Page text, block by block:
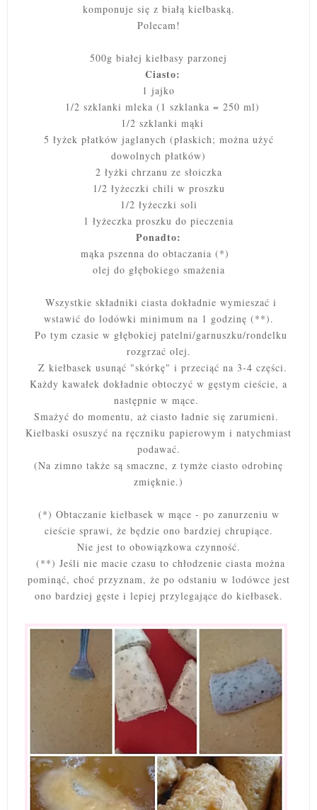
komponuje się z białą kiełbaską.
Polecam!
500g białej kiełbasy parzonej
Ciasto:
1 jajko
1/2 szklanki mleka (1 szklanka = 250 ml)
1/2 szklanki mąki
5 łyżek płatków jaglanych (płaskich; można użyć
dowolnych płatków)
2 łyżki chrzanu ze słoiczka
1/2 łyżeczki chili w proszku
1/2 łyżeczki soli
1 łyżeczka proszku do pieczenia
Ponadto:
mąka pszenna do obtaczania (*)
olej do głębokiego smażenia
Wszystkie składniki ciasta dokładnie wymieszać i
wstawić do lodówki minimum na 1 godzinę (**).
Po tym czasie w głębokiej patelni/garnuszku/rondelku
rozgrzać olej.
Z kiełbasek usunąć "skórkę" i przeciąć na 3-4 części.
Każdy kawałek dokładnie obtoczyć w gęstym cieście, a
następnie w mące.
Smażyć do momentu, aż ciasto ładnie się zarumieni.
Kiełbaski osuszyć na ręczniku papierowym i natychmiast
podawać.
(Na zimno także są smaczne, z tymże ciasto odrobinę
zmięknie.)
(*) Obtaczanie kiełbasek w mące - po zanurzeniu w
cieście sprawi, że będzie ono bardziej chrupiące.
Nie jest to obowiązkowa czynność.
(**) Jeśli nie macie czasu to chłodzenie ciasta można
pominąć, choć przyznam, że po odstaniu w lodówce jest
ono bardziej gęste i lepiej przylegające do kiełbasek.